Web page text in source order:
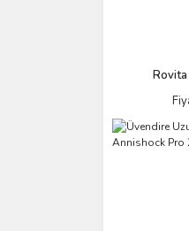
Rovita